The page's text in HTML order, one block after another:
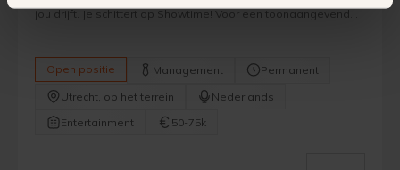
jou drijft. Je schittert op Showtime! Voor een toonaangevend
dynamische functie geef je leiding aan het team dat
verantwoordelijk is voor de volledige gastreis — van
aankomst tot het laatste applaus — tijdens evenementen en
Open positie Management
Permanent
Utrecht, op het terrein
Nederlands
Entertainment
50-75k